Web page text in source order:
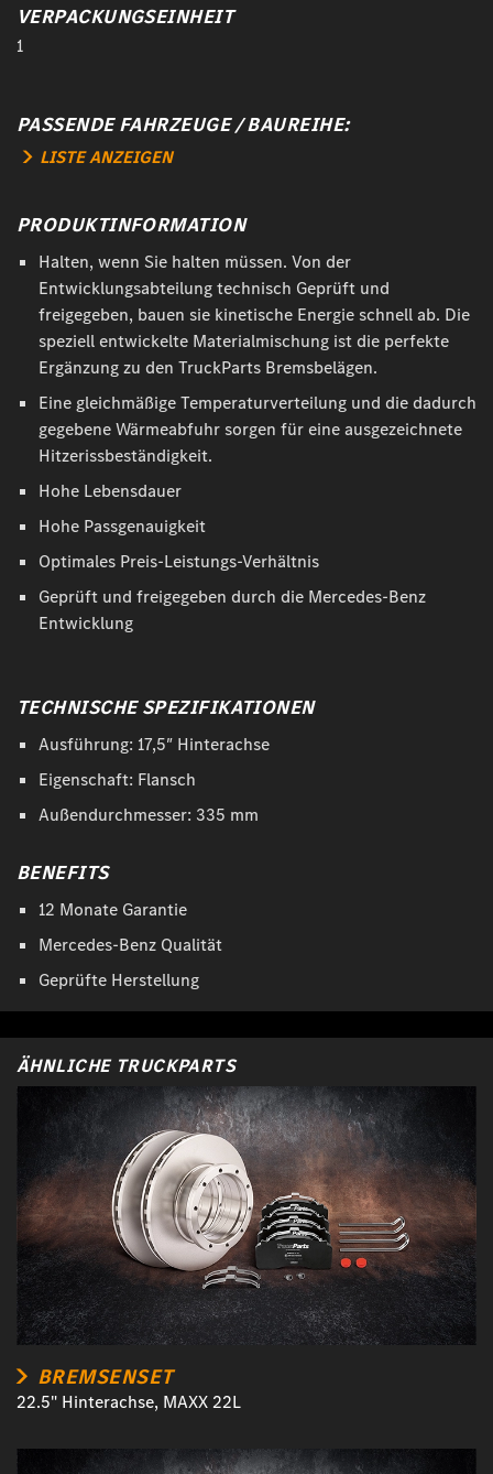
VERPACKUNGSEINHEIT
1
PASSENDE FAHRZEUGE / BAUREIHE:
LISTE ANZEIGEN
PRODUKTINFORMATION
Halten, wenn Sie halten müssen. Von der
Entwicklungsabteilung technisch Geprüft und
freigegeben, bauen sie kinetische Energie schnell ab. Die
speziell entwickelte Materialmischung ist die perfekte
Ergänzung zu den TruckParts Bremsbelägen.
Eine gleichmäßige Temperaturverteilung und die dadurch
gegebene Wärmeabfuhr sorgen für eine ausgezeichnete
Hitzerissbeständigkeit.
Hohe Lebensdauer
Hohe Passgenauigkeit
Optimales Preis-Leistungs-Verhältnis
Geprüft und freigegeben durch die Mercedes-Benz
Entwicklung
TECHNISCHE SPEZIFIKATIONEN
Ausführung: 17,5″ Hinterachse
Eigenschaft: Flansch
Außendurchmesser: 335 mm
BENEFITS
12 Monate Garantie
Mercedes-Benz Qualität
Geprüfte Herstellung
ÄHNLICHE TRUCKPARTS
BREMSENSET
22.5" Hinterachse, MAXX 22L